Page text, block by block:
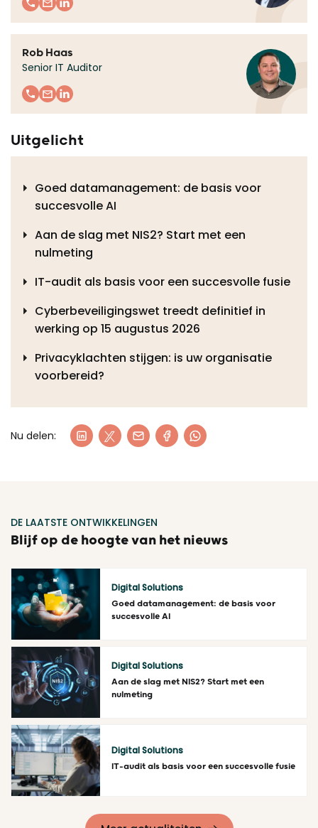
Rob Haas
Senior IT Auditor
Uitgelicht
Goed datamanagement: de basis voor
succesvolle AI
Aan de slag met NIS2? Start met een
nulmeting
IT-audit als basis voor een succesvolle fusie
Cyberbeveiligingswet treedt definitief in
werking op 15 augustus 2026
Privacyklachten stijgen: is uw organisatie
voorbereid?
Nu delen:
DE LAATSTE ONTWIKKELINGEN
Blijf op de hoogte van het nieuws
Lees meer
Digital Solutions
Goed datamanagement: de basis voor
succesvolle AI
Lees meer
Digital Solutions
Aan de slag met NIS2? Start met een
nulmeting
Digital Solutions
IT-audit als basis voor een succesvolle fusie